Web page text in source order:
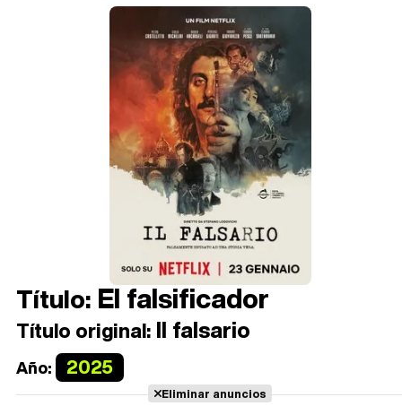
Título: El falsificador
Título original: Il falsario
Año: 2025
Eliminar anuncios